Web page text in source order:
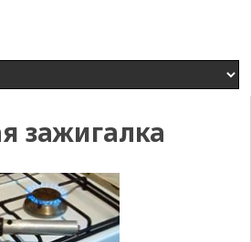
зажигалка